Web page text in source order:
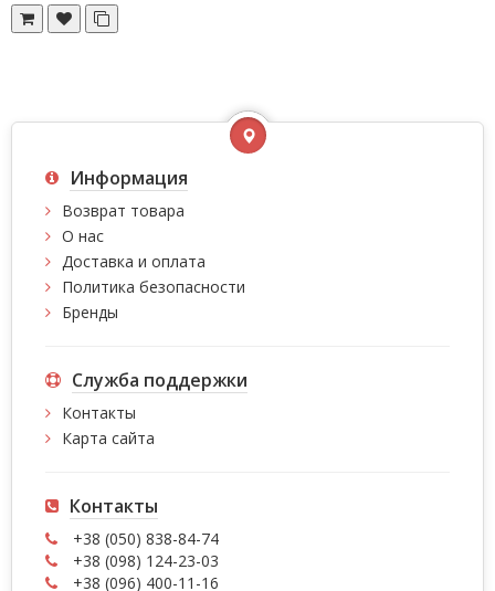
Информация
Возврат товара
О нас
Доставка и оплата
Политика безопасности
Бренды
Служба поддержки
Контакты
Карта сайта
Контакты
+38 (050) 838-84-74
+38 (098) 124-23-03
+38 (096) 400-11-16